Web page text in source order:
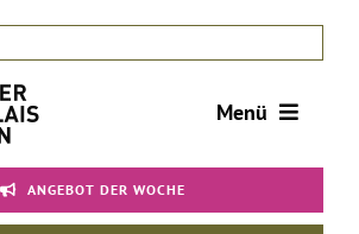
Menü
ANGEBOT DER WOCHE